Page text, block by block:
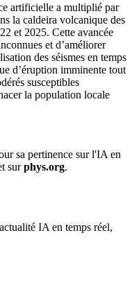
artificielle a multiplié par
la caldeira volcanique des
et 2025. Cette avancée
et d’améliorer
des séismes en temps
d’éruption imminente tout
susceptibles
la population locale
sa pertinence sur l'IA en
surphys.org.
IA en temps réel,